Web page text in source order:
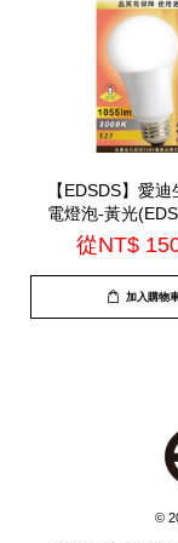
【EDSDS】愛
電燈泡-黃光
Y.EDS-
從NT$
加入購物
©